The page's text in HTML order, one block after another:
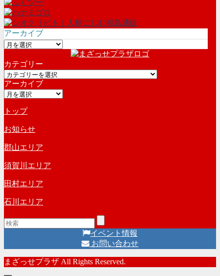
アーカイブ
ア
カ
イ
ブ
カテゴリー
カ
テ
ゴ
ー
アーカイブ
ア
カ
イ
ブ
トップ
お知らせ
郡山エリア
須賀川エリア
田村エリア
石川エリア
イベント情報
お問い合わせ
まざっせプラザ All Rights Reserved.